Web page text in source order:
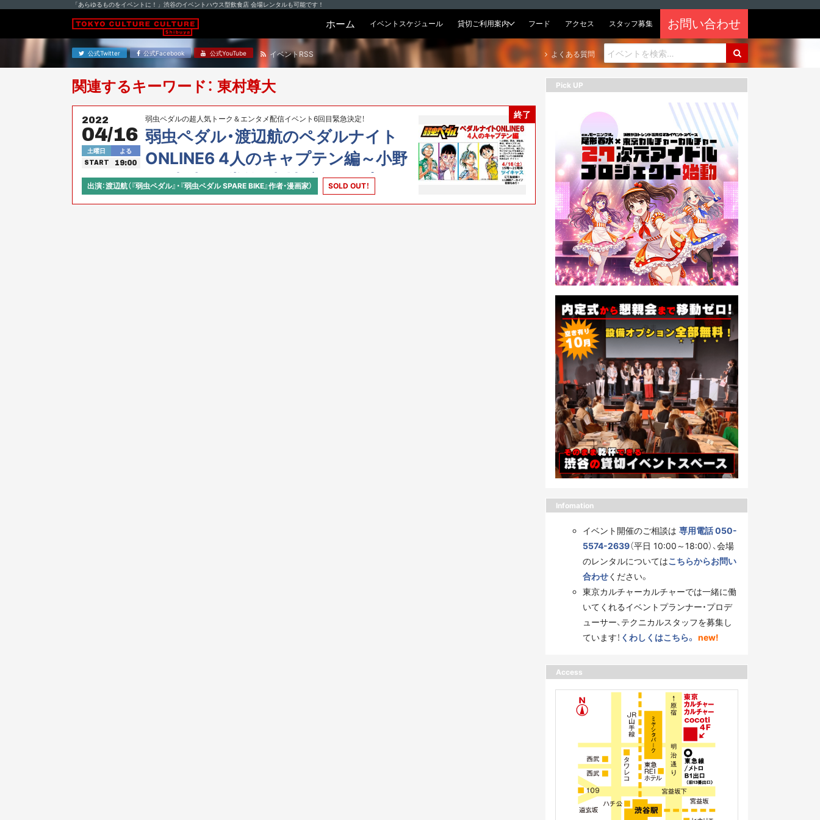
「あらゆるものをイベントに！」渋谷のイベントハウス型飲食店 会場レンタルも可能です！
ホーム イベントスケジュール 貸切ご利用案内 フード アクセス スタッフ募集 お問い合わせ
公式Twitter 公式Facebook 公式YouTube イベントRSS よくある質問
関連するキーワード： 東村尊大
終了
2022
04/16
土曜日 よる
START 19:00
弱虫ペダルの超人気トーク＆エンタメ配信イベント6回目緊急決定！
弱虫ペダル・渡辺航のペダルナイト
ONLINE6 4人のキャプテン編～小野
田、真波、御堂筋、東村、新キャプテン
について、峰ヶ山レース、リュックバ
出演：渡辺航（『弱虫ペダル』・『弱虫ペダル SPARE BIKE』作者・漫画家） SOLD OUT！
Pick UP
Infomation
イベント開催のご相談は 専用電話 050-
5574-2639（平日 10:00～18:00）、会場
のレンタルについてはこちらからお問い
合わせください。
東京カルチャーカルチャーでは一緒に働
いてくれるイベントプランナー・プロデ
ューサー、テクニカルスタッフを募集し
ています！ くわしくはこちら。 new!
Access